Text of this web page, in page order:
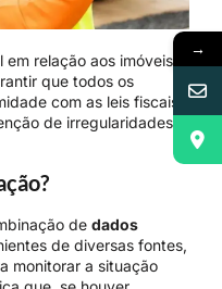
relação aos imóveis é
que todos os
com as leis fiscais.
de irregularidades e
de dados
de diversas fontes,
monitorar a situação
→